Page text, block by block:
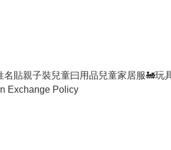
名貼親子裝兒童曰用品兒童家居服🚂玩
Exchange Policy